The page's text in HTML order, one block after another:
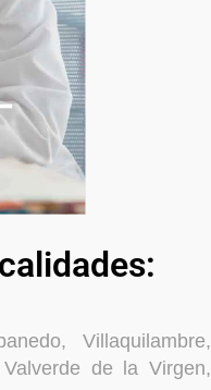
Villaquilambre,
de la Virgen,